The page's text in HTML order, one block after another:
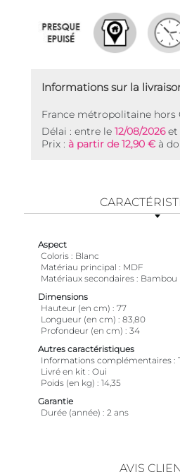
Informations sur la
France métropolitaine hors
Délai : entre le 12/08/2026et
Prix : à partir de 12,90 € à
Aspect
Coloris
Blanc
Matériau principal
MDF
Matériaux secondaires
Bambou
Dimensions
Hauteur (en cm)
77
Longueur (en cm)
83,80
Profondeur (en cm)
34
Autres caractéristiques
Informations complémentaires
Livré en kit Oui
Poids (en kg)
14,35
Garantie
Durée (année)
2 ans
AVIS